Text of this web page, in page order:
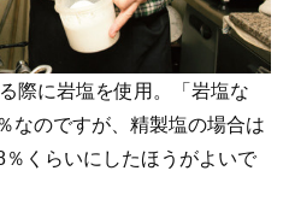
際に岩塩を使用。「岩塩な
なのですが、精製塩の場合は
くらいにしたほうがよいで